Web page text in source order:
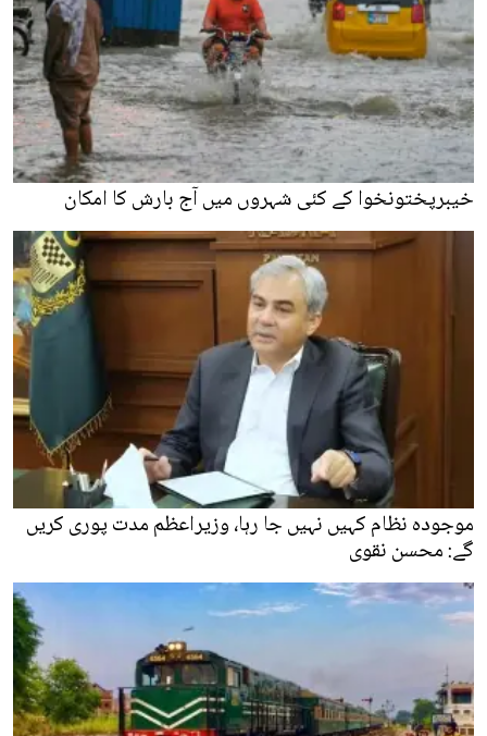
خیبرپختونخوا کے کئی شہروں میں آج بارش کا امکان
موجودہ نظام کہیں نہیں جا رہا، وزیراعظم مدت پوری کریں
گے: محسن نقوی